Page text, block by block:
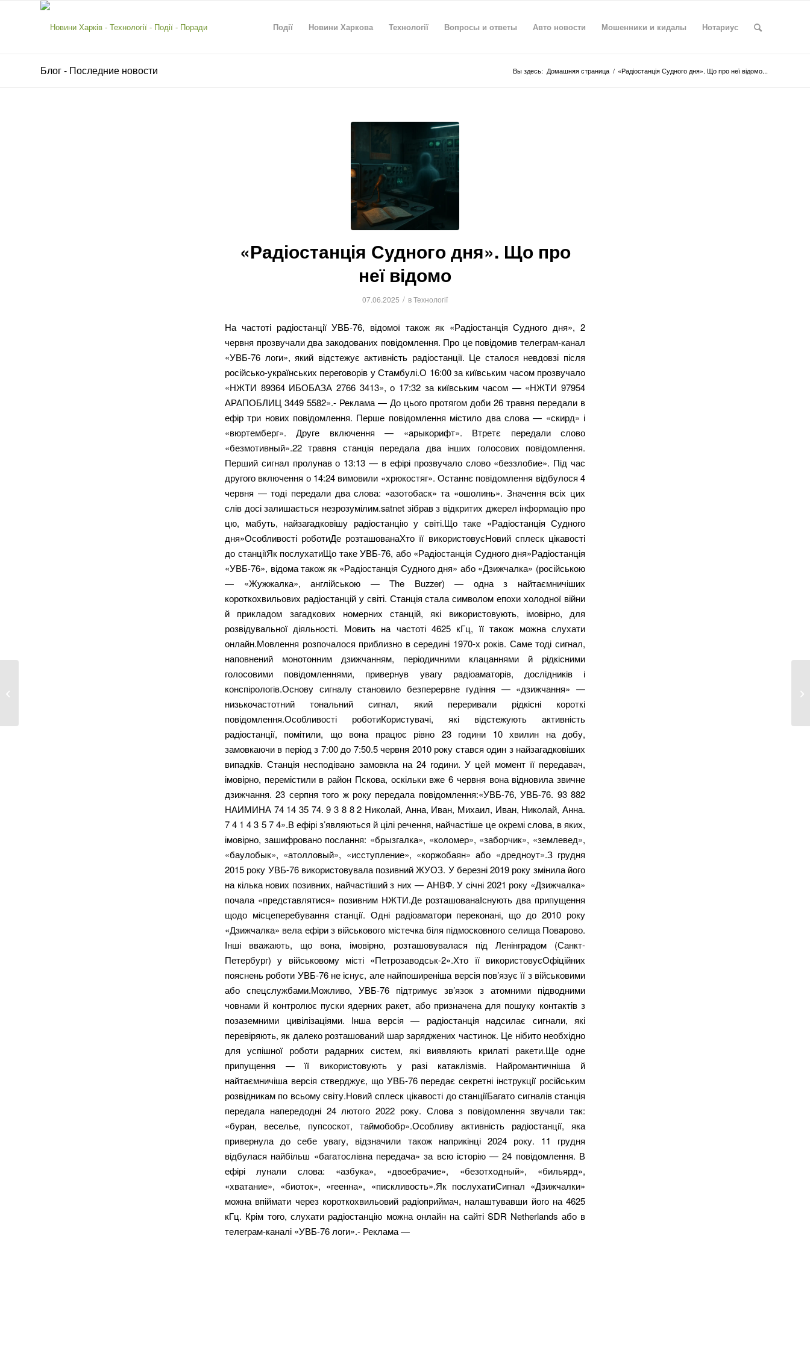
Події Новини Харкова Технології Вопросы и ответы Авто новости Мошенники и кидалы Нотариус
Блог - Последние новости Вы здесь: Домашняя страница / «Радіостанція Судного дня». Що про неї відомо...
«Радіостанція Судного дня». Що про
неї відомо
07.06.2025 / вТехнології
На частоті радіостанції УВБ-76, відомої також як «Радіостанція Судного дня», 2
червня прозвучали два закодованих повідомлення. Про це повідомив телеграм-канал
«УВБ-76 логи», який відстежує активність радіостанції. Це сталося невдовзі після
російсько-українських переговорів у Стамбулі.О 16:00 за київським часом прозвучало
«НЖТИ 89364 ИБОБАЗА 2766 3413», о 17:32 за київським часом — «НЖТИ 97954
АРАПОБЛИЦ 3449 5582».- Реклама — До цього протягом доби 26 травня передали в
ефір три нових повідомлення. Перше повідомлення містило два слова — «скирд» і
«вюртемберг». Друге включення — «арыкорифт». Втретє передали слово
«безмотивный».22 травня станція передала два інших голосових повідомлення.
Перший сигнал пролунав о 13:13 — в ефірі прозвучало слово «беззлобие». Під час
другого включення о 14:24 вимовили «хрюкостяг». Останнє повідомлення відбулося 4
червня — тоді передали два слова: «азотобаск» та «ошолинь». Значення всіх цих
слів досі залишається незрозумілим.satnet зібрав з відкритих джерел інформацію про
цю, мабуть, найзагадковішу радіостанцію у світі.Що таке «Радіостанція Судного
дня»Особливості роботиДе розташованаХто її використовуєНовий сплеск цікавості
до станціїЯк послухатиЩо таке УВБ-76, або «Радіостанція Судного дня»Радіостанція
«УВБ-76», відома також як «Радіостанція Судного дня» або «Дзижчалка» (російською
— «Жужжалка», англійською — The Buzzer) — одна з найтаємничіших
короткохвильових радіостанцій у світі. Станція стала символом епохи холодної війни
й прикладом загадкових номерних станцій, які використовують, імовірно, для
розвідувальної діяльності. Мовить на частоті 4625 кГц, її також можна слухати
онлайн.Мовлення розпочалося приблизно в середині 1970-х років. Саме тоді сигнал,
наповнений монотонним дзижчанням, періодичними клацаннями й рідкісними
голосовими повідомленнями, привернув увагу радіоаматорів, дослідників і
конспірологів.Основу сигналу становило безперервне гудіння — «дзижчання» —
низькочастотний тональний сигнал, який переривали рідкісні короткі
повідомлення.Особливості роботиКористувачі, які відстежують активність
радіостанції, помітили, що вона працює рівно 23 години 10 хвилин на добу,
замовкаючи в період з 7:00 до 7:50.5 червня 2010 року стався один з найзагадковіших
випадків. Станція несподівано замовкла на 24 години. У цей момент її передавач,
імовірно, перемістили в район Пскова, оскільки вже 6 червня вона відновила звичне
дзижчання. 23 серпня того ж року передала повідомлення:«УВБ-76, УВБ-76. 93 882
НАИМИНА 74 14 35 74. 9 3 8 8 2 Николай, Анна, Иван, Михаил, Иван, Николай, Анна.
7 4 1 4 3 5 7 4».В ефірі з’являються й цілі речення, найчастіше це окремі слова, в яких,
імовірно, зашифровано послання: «брызгалка», «коломер», «заборчик», «землевед»,
«баулобык», «атолловый», «исступление», «коржобаян» або «дредноут».З грудня
2015 року УВБ-76 використовувала позивний ЖУОЗ. У березні 2019 року змінила його
на кілька нових позивних, найчастіший з них — АНВФ. У січні 2021 року «Дзижчалка»
почала «представлятися» позивним НЖТИ.Де розташованаІснують два припущення
щодо місцеперебування станції. Одні радіоаматори переконані, що до 2010 року
«Дзижчалка» вела ефіри з військового містечка біля підмосковного селища Поварово.
Інші вважають, що вона, імовірно, розташовувалася під Ленінградом (Санкт-
Петербург) у військовому місті «Петрозаводськ-2».Хто її використовуєОфіційних
пояснень роботи УВБ-76 не існує, але найпоширеніша версія пов’язує її з військовими
або спецслужбами.Можливо, УВБ-76 підтримує зв’язок з атомними підводними
човнами й контролює пуски ядерних ракет, або призначена для пошуку контактів з
позаземними цивілізаціями. Інша версія — радіостанція надсилає сигнали, які
перевіряють, як далеко розташований шар заряджених частинок. Це нібито необхідно
для успішної роботи радарних систем, які виявляють крилаті ракети.Ще одне
припущення — її використовують у разі катаклізмів. Найромантичніша й
найтаємничіша версія стверджує, що УВБ-76 передає секретні інструкції російським
розвідникам по всьому світу.Новий сплеск цікавості до станціїБагато сигналів станція
передала напередодні 24 лютого 2022 року. Слова з повідомлення звучали так:
«буран, веселье, пупсоскот, таймобобр».Особливу активність радіостанції, яка
привернула до себе увагу, відзначили також наприкінці 2024 року. 11 грудня
відбулася найбільш «багатослівна передача» за всю історію — 24 повідомлення. В
ефірі лунали слова: «азбука», «двоебрачие», «безотходный», «бильярд»,
«хватание», «биоток», «геенна», «пискливость».Як послухатиСигнал «Дзижчалки»
можна впіймати через короткохвильовий радіоприймач, налаштувавши його на 4625
кГц. Крім того, слухати радіостанцію можна онлайн на сайті SDR Netherlands або в
телеграм-каналі «УВБ-76 логи».- Реклама —